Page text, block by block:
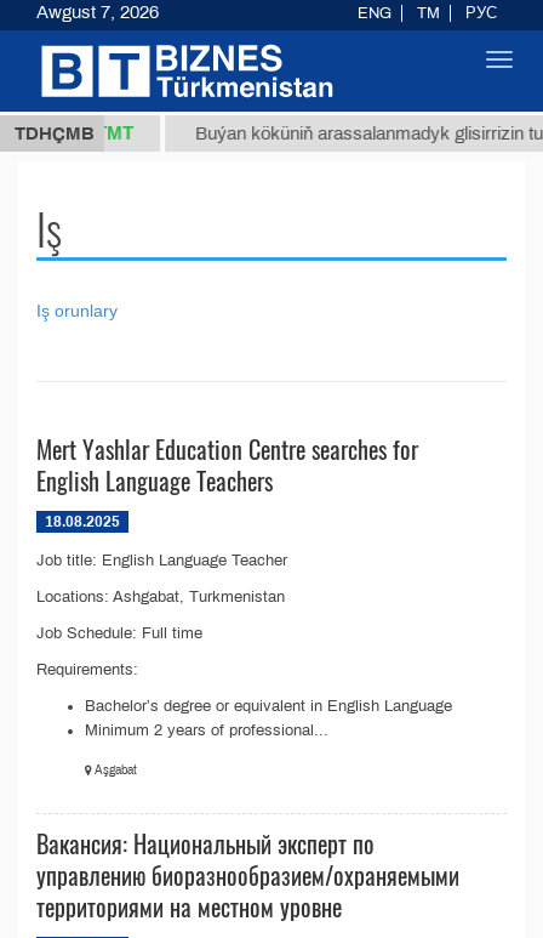
TDHÇMB
37,8 ТМТ Buýan köküniň arassalanmadyk glisirrizin
Iş
Iş orunlary
Mert Yashlar Education Centre searches for
English Language Teachers
18.08.2025
Job title: English Language Teacher
Locations: Ashgabat, Turkmenistan
Job Schedule: Full time
Requirements:
Bachelor’s degree or equivalent in English Language
Minimum 2 years of professional...
Aşgabat
Вакансия: Национальный эксперт по
управлению биоразнообразием/охраняемыми
территориями на местном уровне
Awgust 7, 2026 ENG TM РУС